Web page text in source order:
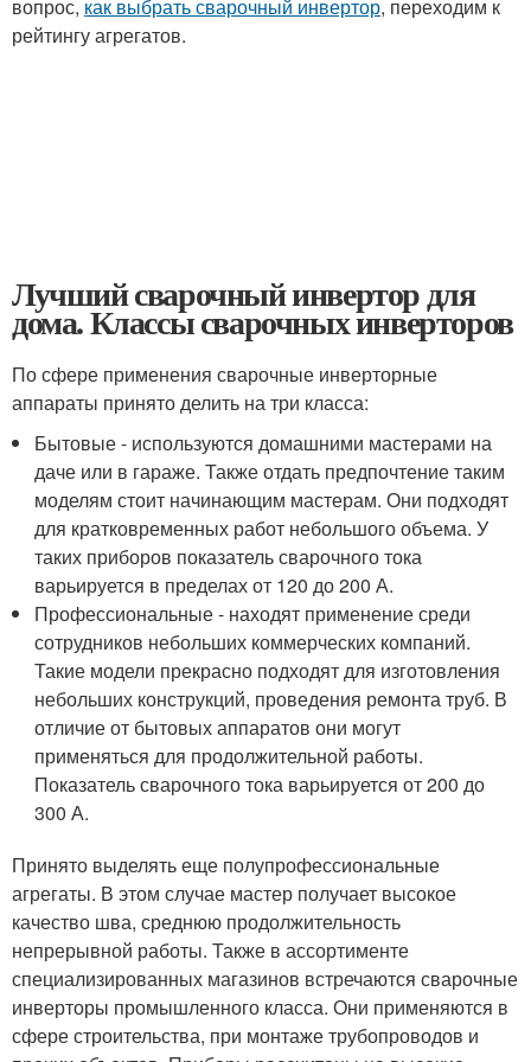
вопрос, как выбрать сварочный инвертор, переходим к
рейтингу агрегатов.
Лучший сварочный инвертор для
дома. Классы сварочных инверторов
По сфере применения сварочные инверторные
аппараты принято делить на три класса:
Бытовые - используются домашними мастерами на
даче или в гараже. Также отдать предпочтение таким
моделям стоит начинающим мастерам. Они подходят
для кратковременных работ небольшого объема. У
таких приборов показатель сварочного тока
варьируется в пределах от 120 до 200 А.
Профессиональные - находят применение среди
сотрудников небольших коммерческих компаний.
Такие модели прекрасно подходят для изготовления
небольших конструкций, проведения ремонта труб. В
отличие от бытовых аппаратов они могут
применяться для продолжительной работы.
Показатель сварочного тока варьируется от 200 до
300 А.
Принято выделять еще полупрофессиональные
агрегаты. В этом случае мастер получает высокое
качество шва, среднюю продолжительность
непрерывной работы. Также в ассортименте
специализированных магазинов встречаются сварочные
инверторы промышленного класса. Они применяются в
сфере строительства, при монтаже трубопроводов и